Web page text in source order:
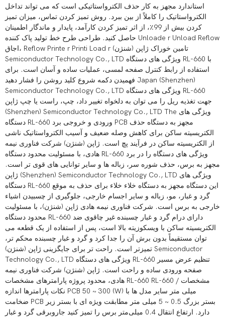
استاندارد مجهز به کار حذف الکترواستاتیکی است که می تواند تداخل
الکترواستاتیک را کاملاً از بین ببرد. روش تمیز کردن تماس، میزان تمیز
کردن بیش از 99٪، از اثر تمیز کردن کارآمد، پایدار و ماندگار اطمینان
حاصل کنید. طراحی طرح خط تولید پاک کننده Unloade r Unload Reflow
اجاق، Reflow Printe r Printi Load r تامین خوراک ژاپن (شنژن)
Semiconductor Technology Co., LTD ویژگی های دستگاه RL-660 با
استفاده از رابط کنترل صفحه لمسی، عملیات ساده و آسان است. برای
فهمیدن دکمه شروع کلید روشن را فشار دهید Japan (Shenzhen)
Semiconductor Technology Co., LTD ویژگی های دستگاه RL-660
جهت تغذیه ریل را می توان به دلخواه تغییر داد، چپ، راست یا چپ ژاپن
(Shenzhen) Semiconductor Technology Co., LTD The ویژگی های
دستگاه RL-660 ورودی و خروجی برد PCB مجهز به دستگاه حذف
الکتریسیته ساکن برای کاهش وصله ضعیف و آسیب الکترواستاتیک ناشی
از الکتریسیته ساکن در فرآیند پچ است. ژاپن (شنژن) شرکت فناوری نیمه
هادی، با مسئولیت محدود دستگاه RL-660 ویژگی های دستگاه را در برد
مجهز به برس، حذف شوره سر، زباله ها و سایر توانایی های قوی تر است.
ژاپن (Shenzhen) Semiconductor Technology Co., LTD ویژگی های
دستگاه RL-660 این دستگاه مجهز به دستگاه خلاء خلاء برای حذف به موقع
گرد و غبار، مو، زباله و سایر اجسام خارجی، جلوگیری از چسبیدن اشیاء
خارجی به برس است. شرکت فناوری نیمه هادی ژاپن (شنژن)، با مسئولیت
محدود دستگاه RL-660 دارای درام گرد و غبار چسبنده غیر چاقوی ضد
الکتریسیته ساکن با ویسکوزیته بالا است، پس از استفاده از یک قطعه می
توان مستقیماً بدون برش آن را جدا کرد و گرد و غبار چسبنده محکم تر،
تمیزتر است. راحت تر برای جایگزینی ژاپن (شنژن) Semiconductor
Technology Co., LTD ویژگی های دستگاه RL-660 تنظیم عرض مسیر
صفحه ورودی ساده و راحت است. ژاپن (شنژن) شرکت فناوری نیمه
هادی، محدود پروژه پارامترهای مشخصات RL-660 RL-660 مشخصات /
نکات پارامترها اندازه PCB 50 ~ 300 (W) میلی متر سایر مدل ها با
ضخامت PCB بستر بزرگ 0.5 ~ 5 میلی متر مطابقت ویژه ای با بستر زیر
دارد. ارتفاع انتقال 0.4 میلی‌متر برس را تمیز کنید جاروبرقی گرد و غبار